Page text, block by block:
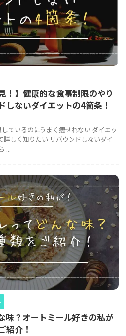
！】健康的な食事制限のやり
しないダイエットの4箇条！
ているのにうまく痩せれない ダイエッ
詳しく知りたい リバウンドしないダイ
...
味？オートミール好きの私が
紹介！